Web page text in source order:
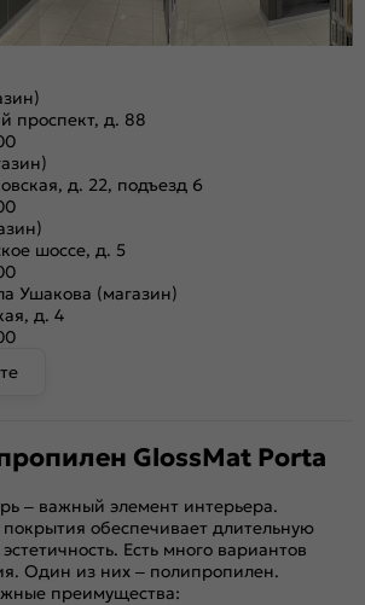
проспект, д. 88
д. 22, подъезд 6
шоссе, д. 5
Ушакова (магазин)
д. 4
GlossMat Porta
– важный элемент интерьера.
обеспечивает длительную
Есть много вариантов
Один из них – полипропилен.
преимущества: